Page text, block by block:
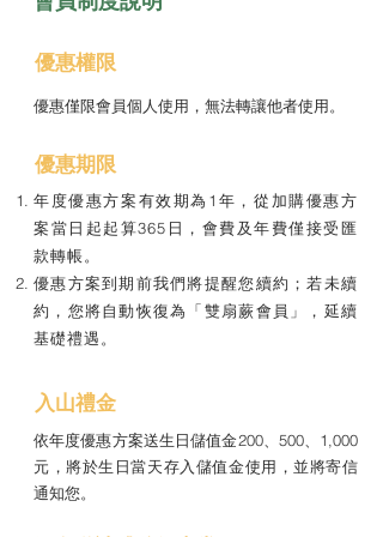
優惠權限
優惠僅限會員個人使用，無法轉讓他者使用。
優惠期限
年度優惠方案有效期為1年，從加購優惠方
案當日起起算365日，會費及年費僅接受匯
款轉帳。
優惠方案到期前我們將提醒您續約；若未續
約，您將自動恢復為「雙扇蕨會員」，延續
基礎禮遇。
入山禮金
依年度優惠方案送生日儲值金200、500、1,000
元，將於生日當天存入儲值金使用，並將寄信
通知您。